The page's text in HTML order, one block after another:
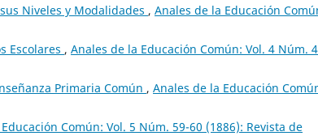
Niveles y Modalidades , Anales de la Educación
Escolares , Anales de la Educación Común: Vol. 4 Núm.
Primaria Común , Anales de la Educación
Común: Vol. 5 Núm. 59-60 (1886): Revista de